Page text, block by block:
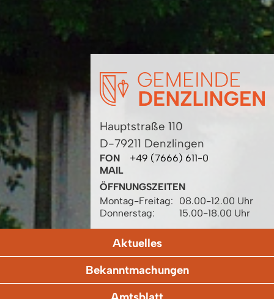
Hauptstraße 110
D-79211 Denzlingen
FON
+49 (7666) 611-0
MAIL
ÖFFNUNGSZEITEN
Montag-Freitag:
08.00-12.00 Uhr
Donnerstag:
15.00-18.00 Uhr
Aktuelles
Bekanntmachungen